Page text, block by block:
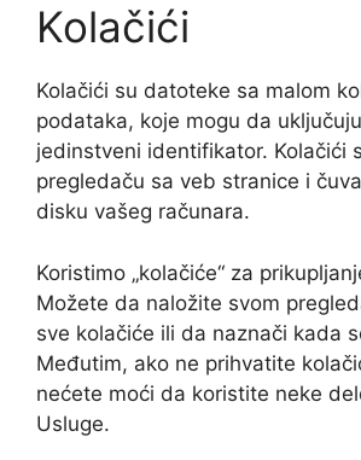
Kolačići
Kolačići su datoteke sa malom
podataka, koje mogu da
jedinstveni identifikator. Kolačići
pregledaču sa veb stranice i
disku vašeg računara.
Koristimo „kolačiće“ za
Možete da naložite svom
sve kolačiće ili da naznači kada
Međutim, ako ne prihvatite
nećete moći da koristite neke
Usluge.